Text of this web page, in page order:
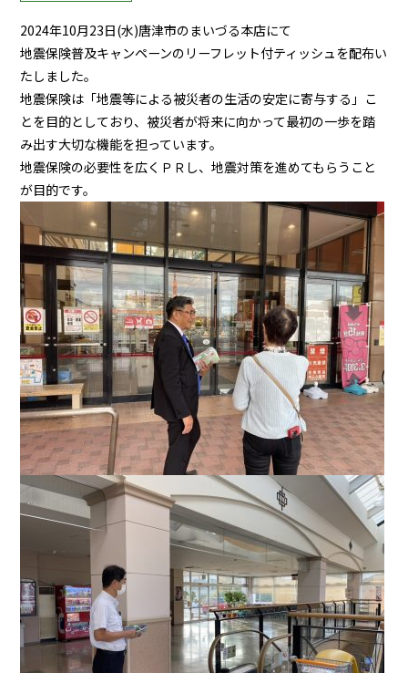
2024年10月23日(水)唐津市のまいづる本店にて
地震保険普及キャンペーンのリーフレット付ティッシュを配布い
たしました。
地震保険は「地震等による被災者の生活の安定に寄与する」こ
とを目的としており、被災者が将来に向かって最初の一歩を踏
み出す大切な機能を担っています。
地震保険の必要性を広くＰＲし、地震対策を進めてもらうこと
が目的です。